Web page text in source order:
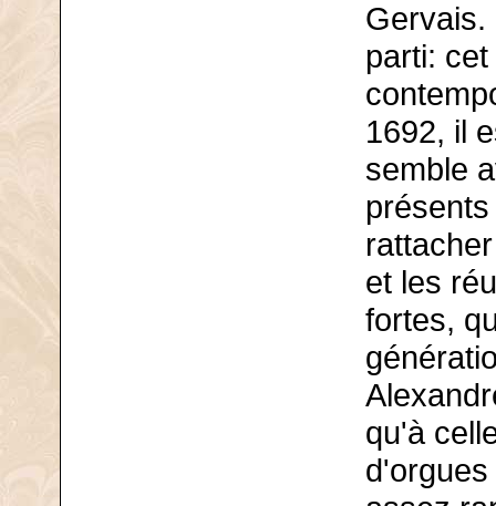
Gervais.
parti:
1692, il
semble
et les
fortes,
qu'à